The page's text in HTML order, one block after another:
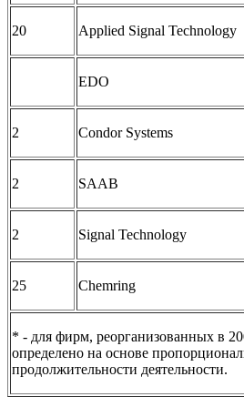
20 Applied Signal Technology
EDO
2 Condor Systems
2 SAAB
2 Signal Technology
25 Chemring
* - для фирм, реорганизованных в
определено на основе
продолжительности деятельности.